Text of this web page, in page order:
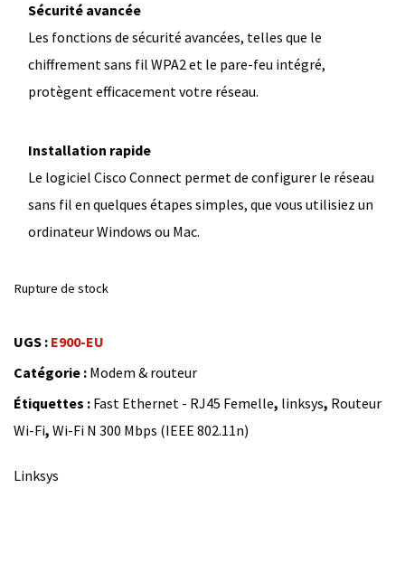
Sécurité avancée
Les fonctions de sécurité avancées, telles que le
chiffrement sans fil WPA2 et le pare-feu intégré,
protègent efficacement votre réseau.
Installation rapide
Le logiciel Cisco Connect permet de configurer le réseau
sans fil en quelques étapes simples, que vous utilisiez un
ordinateur Windows ou Mac.
Rupture de stock
UGS : E900-EU
Catégorie : Modem & routeur
Étiquettes : Fast Ethernet - RJ45 Femelle, linksys, Routeur
Wi-Fi, Wi-Fi N 300 Mbps (IEEE 802.11n)
Linksys